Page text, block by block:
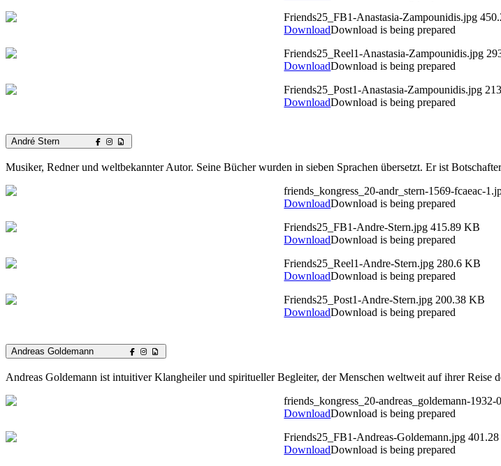
Friends25_FB1-Anastasia-Zampounidis.jpg
DownloadDownload is being prepared
Friends25_Reel1-Anastasia-Zampounidis.jpg
DownloadDownload is being prepared
Friends25_Post1-Anastasia-Zampounidis.jpg
DownloadDownload is being prepared
André Stern
Musiker, Redner und weltbekannter Autor. Seine Bücher wurden in sieben Sprachen übersetzt. Er ist
friends_kongress_20-andr_stern-1569-fcaeac-
DownloadDownload is being prepared
Friends25_FB1-Andre-Stern.jpg415.89 KB
DownloadDownload is being prepared
Friends25_Reel1-Andre-Stern.jpg 280.6 KB
DownloadDownload is being prepared
Friends25_Post1-Andre-Stern.jpg 200.38 KB
DownloadDownload is being prepared
Andreas Goldemann
Andreas Goldemann ist intuitiver Klangheiler und spiritueller Begleiter, der Menschen weltweit auf ihrer Reise
friends_kongress_20-andreas_goldemann-1932-
DownloadDownload is being prepared
Friends25_FB1-Andreas-Goldemann.jpg
DownloadDownload is being prepared